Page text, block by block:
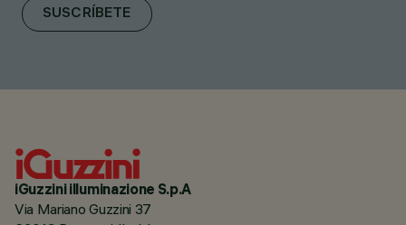
SUSCRÍBETE
iGuzzini illuminazione S.p.A
Via Mariano Guzzini 37